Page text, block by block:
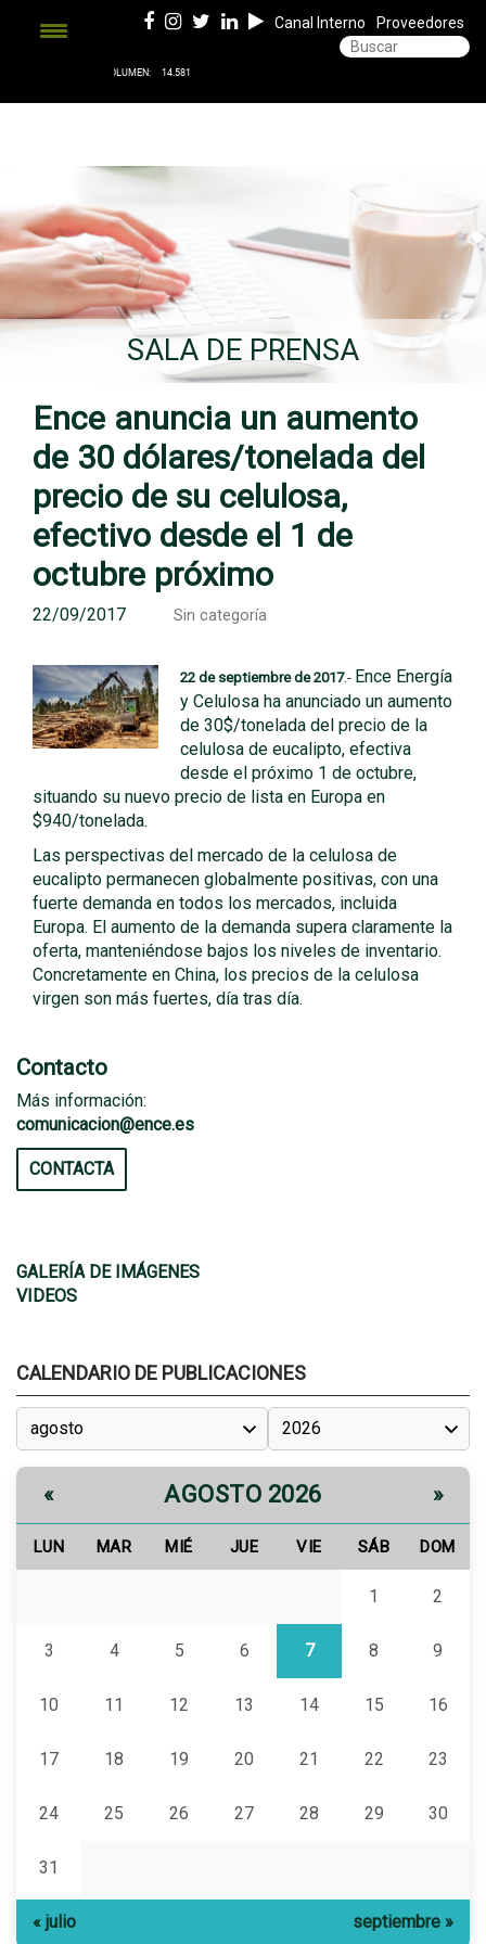
Canal Interno Proveedores
SALA DE PRENSA
Ence anuncia un aumento
de 30 dólares/tonelada del
precio de su celulosa,
efectivo desde el 1 de
octubre próximo
22/09/2017 Sin categoría
22 de septiembre de 2017.- Ence Energía
y Celulosa ha anunciado un aumento
de 30$/tonelada del precio de la
celulosa de eucalipto, efectiva
desde el próximo 1 de octubre,
situando su nuevo precio de lista en Europa en
$940/tonelada.
Las perspectivas del mercado de la celulosa de
eucalipto permanecen globalmente positivas, con una
fuerte demanda en todos los mercados, incluida
Europa. El aumento de la demanda supera claramente la
oferta, manteniéndose bajos los niveles de inventario.
Concretamente en China, los precios de la celulosa
virgen son más fuertes, día tras día.
Contacto
Más información:
comunicacion@ence.es
CONTACTA
GALERÍA DE IMÁGENES
VIDEOS
CALENDARIO DE PUBLICACIONES
« AGOSTO 2026 »
LUN MAR MIÉ JUE VIE SÁB DOM
1 2
3 4 5 6 7 8 9
10 11 12 13 14 15 16
17 18 19 20 21 22 23
24 25 26 27 28 29 30
31
« julio septiembre »